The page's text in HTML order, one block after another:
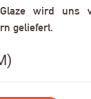
wird uns
geliefert.